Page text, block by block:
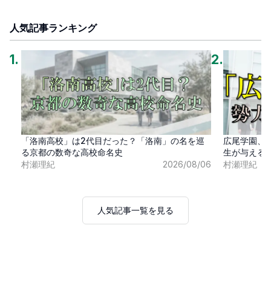
人気記事ランキング
1 .
「洛南高校」は2代目だった？「洛南」の名を巡
る京都の数奇な高校命名史
村瀬理紀
2026/08/06
2.
広尾学園、
生が与える
村瀬理紀
人気記事一覧を見る